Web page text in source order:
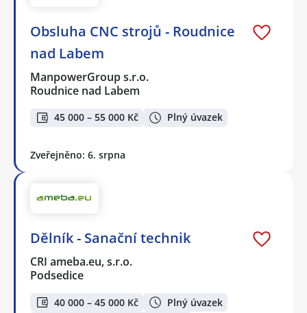
Obsluha CNC strojů - Roudnice
nad Labem
ManpowerGroup s.r.o.
Roudnice nad Labem
45 000 – 55 000 Kč Plný úvazek
Zveřejněno: 6. srpna
Dělník - Sanační technik
CRI ameba.eu, s.r.o.
Podsedice
40 000 – 45 000 Kč
Plný úvazek